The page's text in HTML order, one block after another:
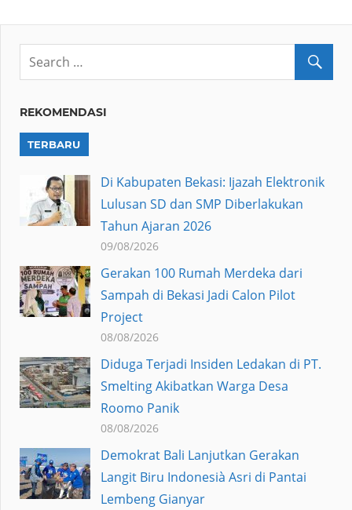
REKOMENDASI
TERBARU
Di Kabupaten Bekasi: Ijazah Elektronik
Lulusan SD dan SMP Diberlakukan
Tahun Ajaran 2026
09/08/2026
Gerakan 100 Rumah Merdeka dari
Sampah di Bekasi Jadi Calon Pilot
Project
08/08/2026
Diduga Terjadi Insiden Ledakan di PT.
Smelting Akibatkan Warga Desa
Roomo Panik
08/08/2026
Demokrat Bali Lanjutkan Gerakan
Langit Biru Indonesià Asri di Pantai
Lembeng Gianyar